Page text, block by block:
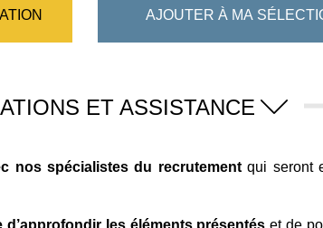
AJOUTER À MA
ET ASSISTANCE
nos spécialistes du recrutementqui seront